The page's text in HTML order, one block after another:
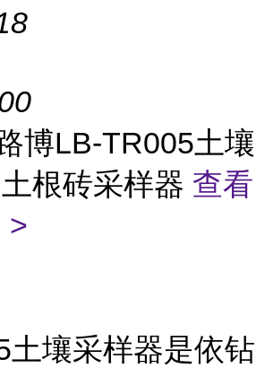
博LB-TR005土壤
根砖采样器 查看
>
土壤采样器是依钻